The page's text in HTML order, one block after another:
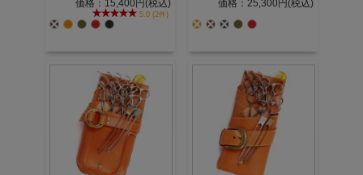
価格：15,400円(税込)
5.0 (2件)
価格：25,300円(税込)